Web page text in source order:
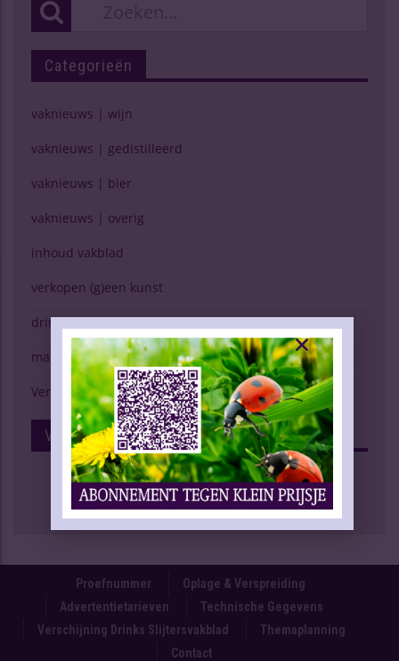
Categorieën
vaknieuws | wijn
vaknieuws | gedistilleerd
vaknieuws | bier
vaknieuws | overig
inhoud vakblad
verkopen (g)een kunst
drinken & gezondheid
marktspiegel
Verschijning Drinks Slijtersvakblad
Volg Ons Op Facebook
Proefnummer
Oplage & Verspreiding
Advertentietarieven
Technische Gegevens
Verschijning Drinks Slijtersvakblad
Themaplanning
Contact